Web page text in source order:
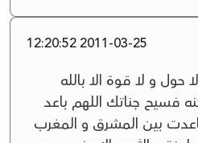
2011-03-25 12:20:52
حول و لا قوة الا بالله
فسيح جناتك اللهم باعد
بين المشرق و المغرب